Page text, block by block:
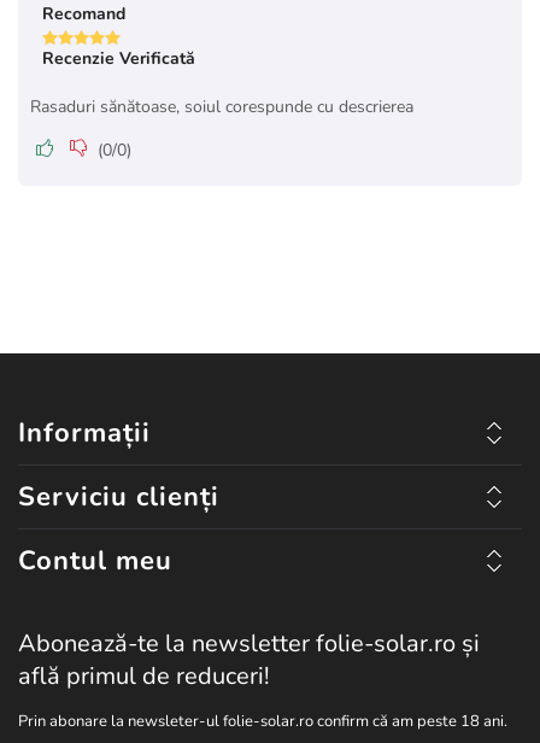
Recomand
Recenzie Verificată
Rasaduri sănătoase, soiul corespunde cu descrierea
(0/0)
Informații
Serviciu clienți
Contul meu
Abonează-te la newsletter folie-solar.ro și
află primul de reduceri!
Prin abonare la newsleter-ul folie-solar.ro confirm că am peste 18 ani.